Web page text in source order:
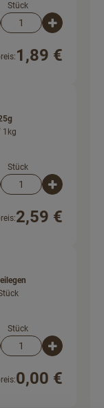
Stück
1,89 €
1kg
Stück
2,59 €
Stück
0,00 €